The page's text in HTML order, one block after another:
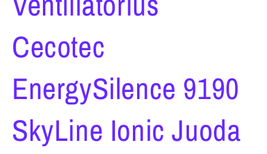
Cecotec
EnergySilence 9190
SkyLine Ionic Juoda